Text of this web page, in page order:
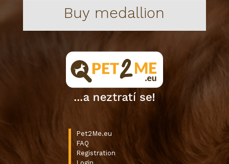
Buy medallion
Pet2Me.eu
FAQ
Registration